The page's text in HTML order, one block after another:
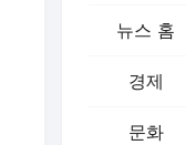
뉴스 홈
경제
문화